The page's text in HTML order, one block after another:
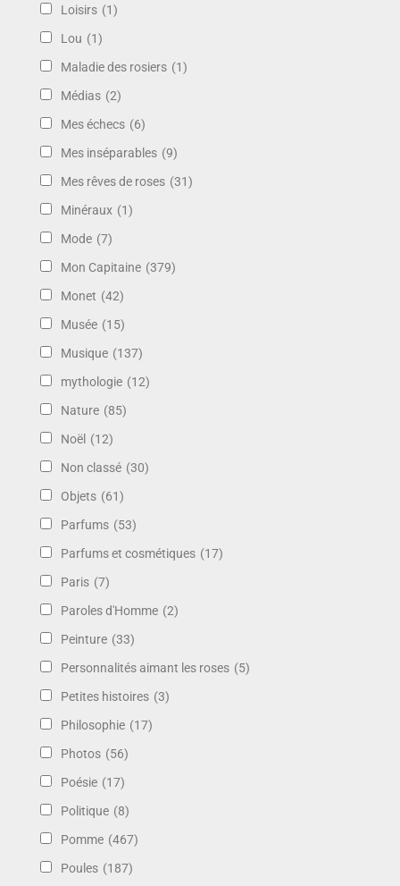
Loisirs (1)
Lou (1)
Maladie des rosiers (1)
Médias (2)
Mes échecs (6)
Mes inséparables (9)
Mes rêves de roses (31)
Minéraux (1)
Mode (7)
Mon Capitaine (379)
Monet (42)
Musée (15)
Musique (137)
mythologie (12)
Nature (85)
Noël (12)
Non classé (30)
Objets (61)
Parfums (53)
Parfums et cosmétiques (17)
Paris (7)
Paroles d'Homme (2)
Peinture (33)
Personnalités aimant les roses (5)
Petites histoires (3)
Philosophie (17)
Photos (56)
Poésie (17)
Politique (8)
Pomme (467)
Poules (187)